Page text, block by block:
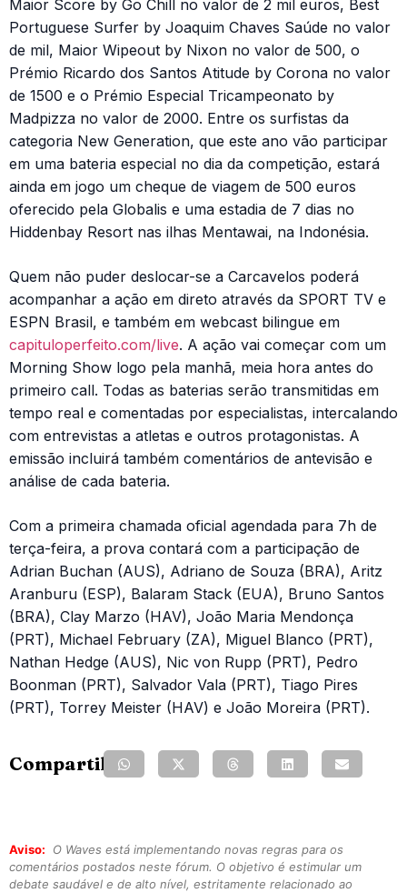
Maior Score by Go Chill no valor de 2 mil euros, Best
Portuguese Surfer by Joaquim Chaves Saúde no valor
de mil, Maior Wipeout by Nixon no valor de 500, o
Prémio Ricardo dos Santos Atitude by Corona no valor
de 1500 e o Prémio Especial Tricampeonato by
Madpizza no valor de 2000. Entre os surfistas da
categoria New Generation, que este ano vão participar
em uma bateria especial no dia da competição, estará
ainda em jogo um cheque de viagem de 500 euros
oferecido pela Globalis e uma estadia de 7 dias no
Hiddenbay Resort nas ilhas Mentawai, na Indonésia.
Quem não puder deslocar-se a Carcavelos poderá
acompanhar a ação em direto através da SPORT TV e
ESPN Brasil, e também em webcast bilingue em
capituloperfeito.com/live. A ação vai começar com um
Morning Show logo pela manhã, meia hora antes do
primeiro call. Todas as baterias serão transmitidas em
tempo real e comentadas por especialistas, intercalando
com entrevistas a atletas e outros protagonistas. A
emissão incluirá também comentários de antevisão e
análise de cada bateria.
Com a primeira chamada oficial agendada para 7h de
terça-feira, a prova contará com a participação de
Adrian Buchan (AUS), Adriano de Souza (BRA), Aritz
Aranburu (ESP), Balaram Stack (EUA), Bruno Santos
(BRA), Clay Marzo (HAV), João Maria Mendonça
(PRT), Michael February (ZA), Miguel Blanco (PRT),
Nathan Hedge (AUS), Nic von Rupp (PRT), Pedro
Boonman (PRT), Salvador Vala (PRT), Tiago Pires
(PRT), Torrey Meister (HAV) e João Moreira (PRT).
Compartilhe:
Aviso:
O Waves está implementando novas regras para os
comentários postados neste fórum. O objetivo é estimular um
debate saudável e de alto nível, estritamente relacionado ao